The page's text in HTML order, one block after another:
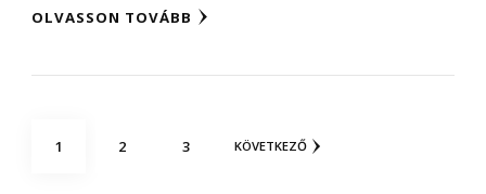
OLVASSON TOVÁBB
Bejegyzések
OLDAL
1 OLDAL
2 OLDAL
3 KÖVETKEZŐ